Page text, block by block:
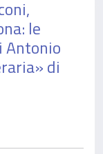
le
Antonio
di